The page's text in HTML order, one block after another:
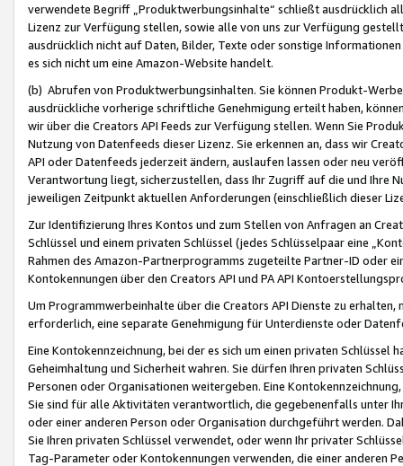
verwendete Begriff „Produktwerbungsinhalte“ schließt ausdrücklich
Lizenz zur Verfügung stellen, sowie alle von uns zur Verfügung
ausdrücklich nicht auf Daten, Bilder, Texte oder sonstige
es sich nicht um eine Amazon-Website handelt.
(b) Abrufen von Produktwerbungsinhalten. Sie können Produkt-
ausdrückliche vorherige schriftliche Genehmigung erteilt haben,
wir über die Creators API Feeds zur Verfügung stellen. Wenn Sie
Nutzung von Datenfeeds dieser Lizenz. Sie erkennen an, dass wir
API oder Datenfeeds jederzeit ändern, auslaufen lassen oder neu
Verantwortung liegt, sicherzustellen, dass Ihr Zugriff auf die und Ihre
jeweiligen Zeitpunkt aktuellen Anforderungen (einschließlich dieser
Zur Identifizierung Ihres Kontos und zum Stellen von Anfragen an
Schlüssel und einem privaten Schlüssel (jedes Schlüsselpaar eine
Rahmen des Amazon-Partnerprogramms zugeteilte Partner-ID oder
Kontokennungen über den Creators API und PA API
Um Programmwerbeinhalte über die Creators API Dienste zu
erforderlich, eine separate Genehmigung für Unterdienste oder
Eine Kontokennzeichnung, bei der es sich um einen privaten
Geheimhaltung und Sicherheit wahren. Sie dürfen Ihren privaten
Personen oder Organisationen weitergeben. Eine
Sie sind für alle Aktivitäten verantwortlich, die gegebenenfalls unter
oder einer anderen Person oder Organisation durchgeführt werden.
Sie Ihren privaten Schlüssel verwendet, oder wenn Ihr privater
Tag-Parameter oder Kontokennungen verwenden, die einer anderen